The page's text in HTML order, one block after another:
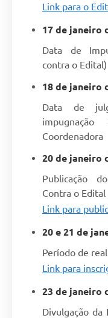
Link para o
17 de janeiro
Data de
contra o Edital)
18 de janeiro
Data de
Coordenadora
20 de janeiro
Publicação
Contra o
Link para
20 e 21 de
Período de
Link para
23 de janeiro
Divulgação da